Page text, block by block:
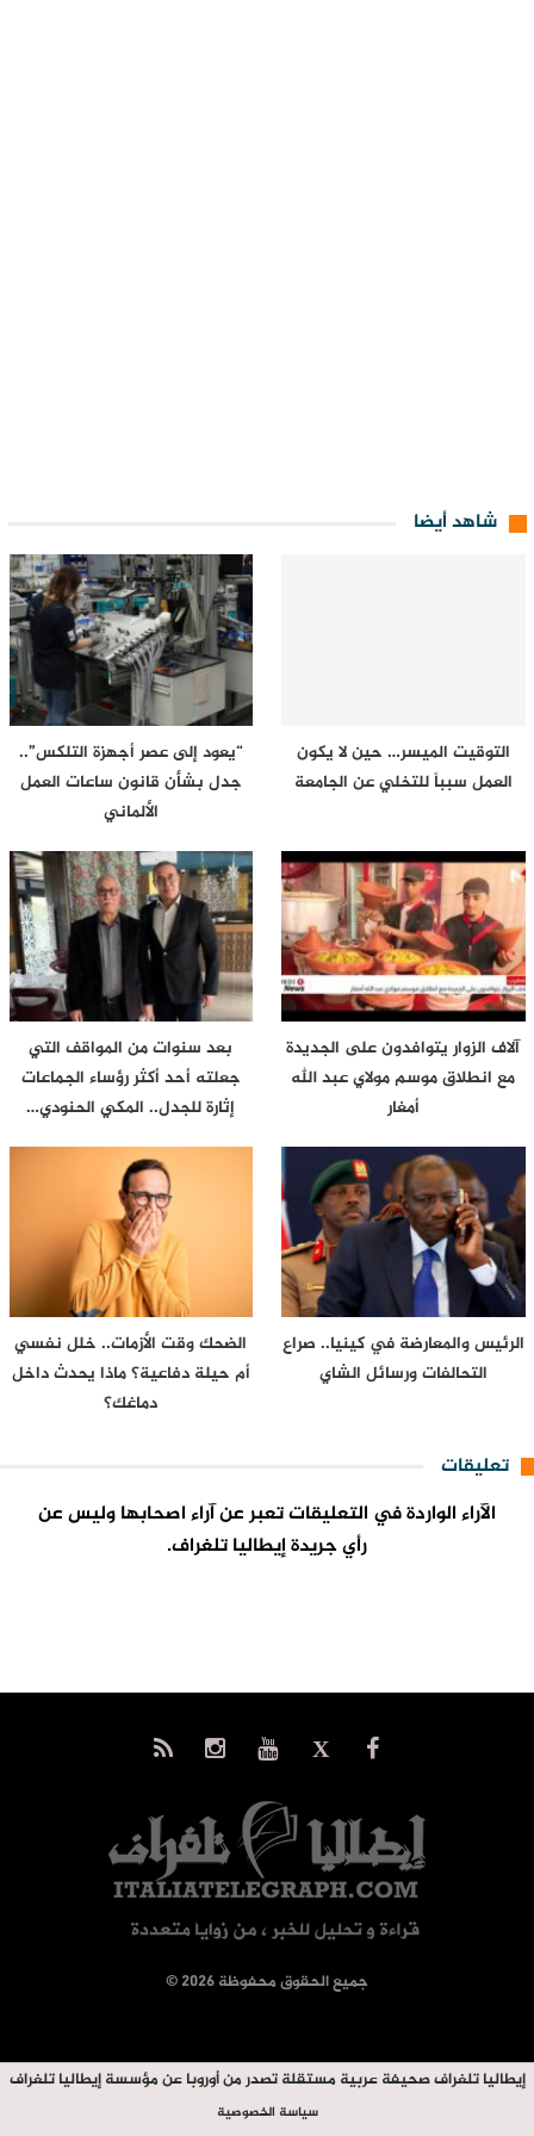
شاهد أيضا
التوقيت الميسر… حين لا يكون
العمل سبباً للتخلي عن الجامعة
“يعود إلى عصر أجهزة التلكس”..
جدل بشأن قانون ساعات العمل
الألماني
آلاف الزوار يتوافدون على الجديدة
مع انطلاق موسم مولاي عبد الله
أمغار
بعد سنوات من المواقف التي
جعلته أحد أكثر رؤساء الجماعات
إثارة للجدل.. المكي الحنودي…
الرئيس والمعارضة في كينيا.. صراع
التحالفات ورسائل الشاي
الضحك وقت الأزمات.. خلل نفسي
أم حيلة دفاعية؟ ماذا يحدث داخل
دماغك؟
تعليقات
الآراء الواردة في التعليقات تعبر عن آراء اصحابها وليس عن
رأي جريدة إيطاليا تلغراف.
© جميع الحقوق محفوظة 2026
إيطاليا تلغراف صحيفة عربية مستقلة تصدر من أوروبا عن مؤسسة إيطاليا تلغراف
سياسة الخصوصية